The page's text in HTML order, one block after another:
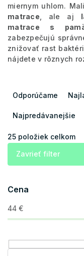
miernym uhlom.
matrace , ale aj
matrace s
zabezpečujú
znižovať rast
nájdete v rôznych
i
d
u
k
o
v
Odporúčame
Najpredávanejšie
25 položiek celkom
Zavrieť filter
Cena
44 €